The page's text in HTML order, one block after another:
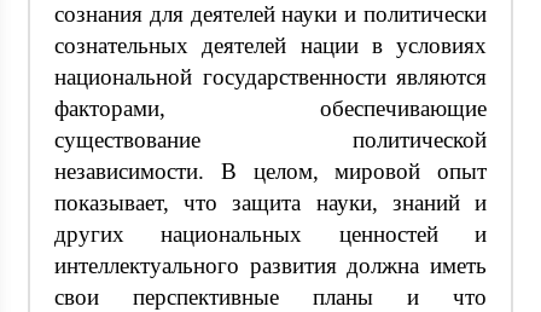
сознания для деятелей науки и политически
сознательных деятелей нации в условиях
национальной государственности являются
факторами, обеспечивающие
существование политической
независимости. В целом, мировой опыт
показывает, что защита науки, знаний и
других национальных ценностей и
интеллектуального развития должна иметь
свои перспективные планы и что